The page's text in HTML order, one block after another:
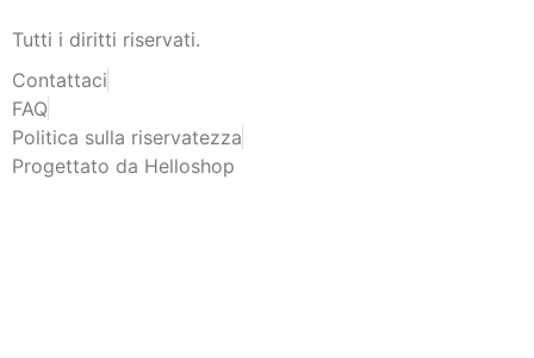
Tutti i diritti riservati.
Contattaci
FAQ
Politica sulla riservatezza
Progettato da Helloshop